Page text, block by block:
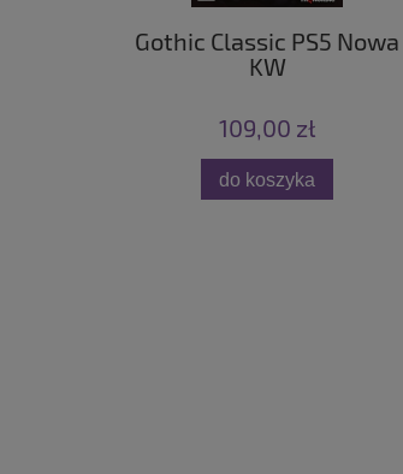
Gothic Classic PS5 Nowa
KW
109,00 zł
do koszyka